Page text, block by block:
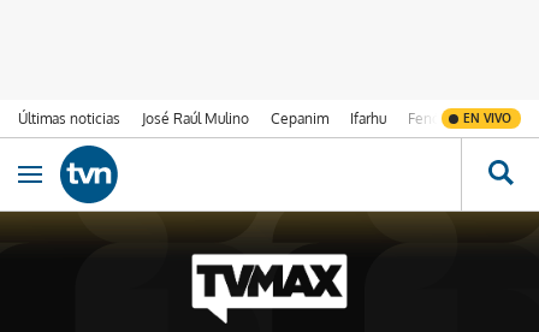
Últimas noticias José Raúl Mulino Cepanim Ifarhu Fenómeno de El
EN VIVO
Ir al contenido
Obrir navegació